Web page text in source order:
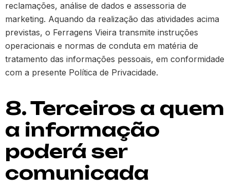
reclamações, análise de dados e assessoria de
marketing. Aquando da realização das atividades acima
previstas, o Ferragens Vieira transmite instruções
operacionais e normas de conduta em matéria de
tratamento das informações pessoais, em conformidade
com a presente Política de Privacidade.
8. Terceiros a quem
a informação
poderá ser
comunicada